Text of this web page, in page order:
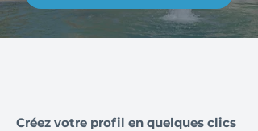
Créez votre profil en quelques clics